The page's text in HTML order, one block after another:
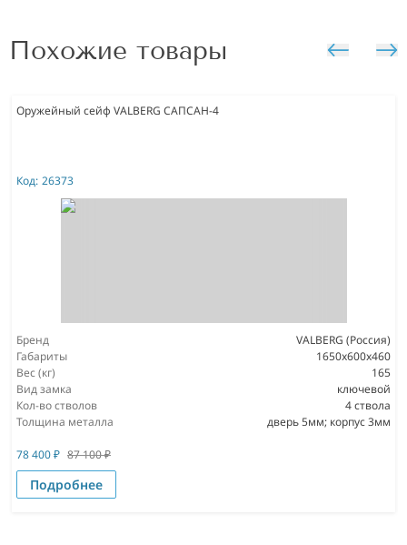
Похожие товары
Оружейный сейф VALBERG САПСАН-4
Код: 26373
Бренд
VALBERG (Россия)
Габариты
1650x600x460
Вес (кг)
165
Вид замка
ключевой
Кол-во стволов
4 ствола
Толщина металла
дверь 5мм; корпус 3мм
78 400₽ 87 100₽
Подробнее